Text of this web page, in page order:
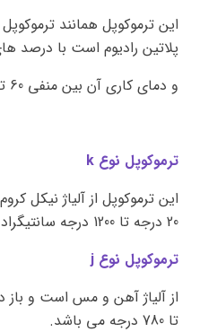
پلاتین رادیوم است با درصد
و دمای کاری آن بین منفی 60 تا 2000 درجه سانتیگراد است
ترموکوپل نوع k
این ترموکوپل از آلیاژ نیکل
20 درجه تا 1200 درجه سانتیگراد مناسب است
ترموکوپل نوع j
تا 780 درجه می باشد.